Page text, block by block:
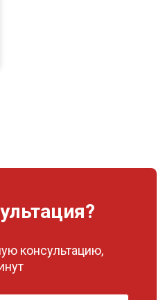
консультацию,